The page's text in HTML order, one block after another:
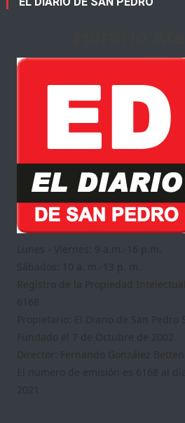
Lunes - Viernes: 9 a.m.-16 p.m.
Sábados: 10 a. m.-13 p. m.
Registro de la Propiedad Intelectual
6168
Propietario: El Diario de San Pedro
Fundado el 7 de Octubre de 2002
Director: Fernando González
El numero de emisión es 6168 al
2021